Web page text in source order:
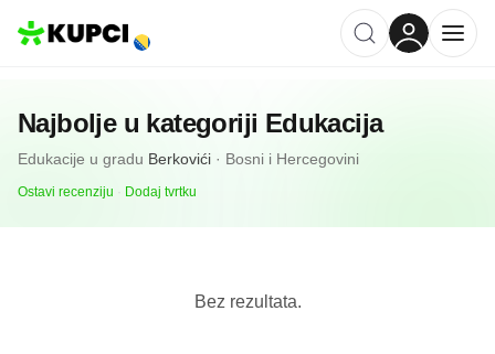
Najbolje u kategoriji Edukacija
Edukacije u gradu Berkovići · Bosni i Hercegovini
Ostavi recenziju Dodaj tvrtku
Bez rezultata.